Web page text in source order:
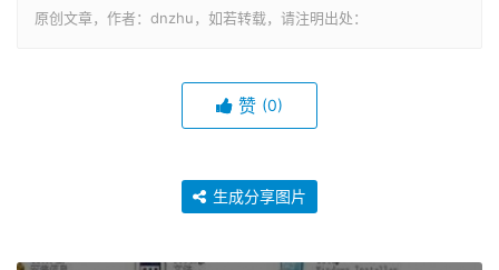
原创文章，作者：dnzhu，如若转载，请注明出处：
赞 (0)
生成分享图片